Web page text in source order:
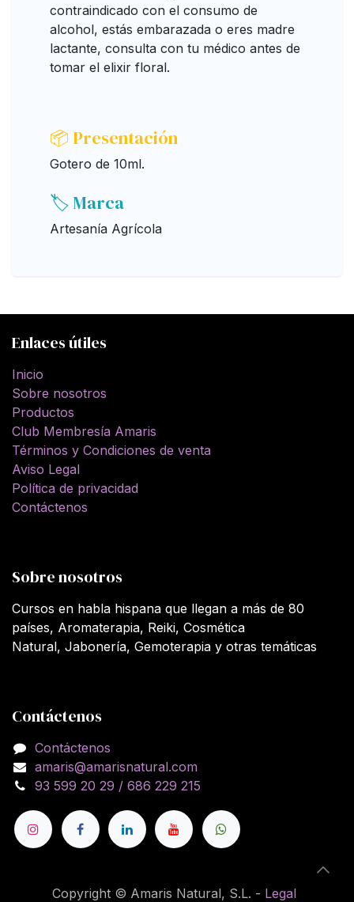
contraindicado con el consumo de
alcohol, estás embarazada o eres madre
lactante, consulta con tu médico antes de
tomar el elixir floral.
📦 Presentación
Gotero de 10ml.
🏷️ Marca
Artesanía Agrícola
Enlaces útiles
Inicio
Sobre nosotros
Productos
Club Membresía Amaris
Términos y Condiciones de venta
Aviso Legal
Política de privacidad
Contáctenos
Sobre nosotros
Cursos en habla hispana que llegan a más de 80
países, Aromaterapia, Reiki, Cosmética
Natural, Jabonería, Gemoterapia y otras temáticas
Contáctenos
Contáctenos
amaris@amarisnatural.com
93 599 20 29 / 686 229 215
Copyright © Amaris Natural, S.L. - Legal